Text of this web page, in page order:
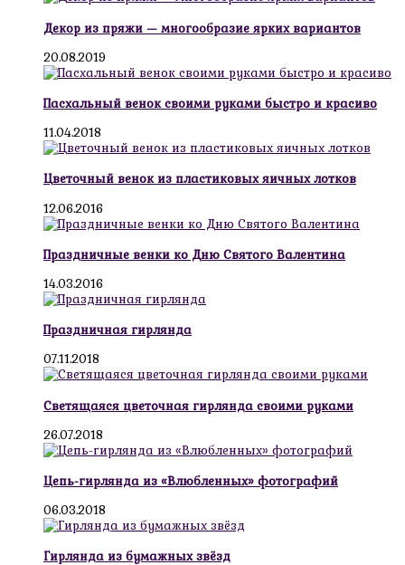
Декор из пряжи — многообразие ярких вариантов
20.08.2019
Пасхальный венок своими руками быстро и красиво
11.04.2018
Цветочный венок из пластиковых яичных лотков
12.06.2016
Праздничные венки ко Дню Святого Валентина
14.03.2016
Праздничная гирлянда
07.11.2018
Светящаяся цветочная гирлянда своими руками
26.07.2018
Цепь-гирлянда из «Влюбленных» фотографий
06.03.2018
Гирлянда из бумажных звёзд